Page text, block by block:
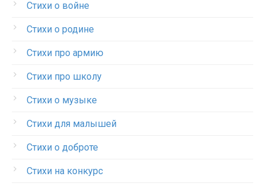
Стихи о войне
Стихи о родине
Стихи про армию
Стихи про школу
Стихи о музыке
Стихи для малышей
Стихи о доброте
Стихи на конкурс